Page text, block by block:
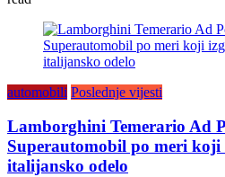
automobili Poslednje vijesti
Lamborghini Temerario Ad
Superautomobil po meri
italijansko odelo